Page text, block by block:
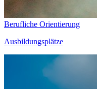
Berufliche Orientierung
Ausbildungsplätze